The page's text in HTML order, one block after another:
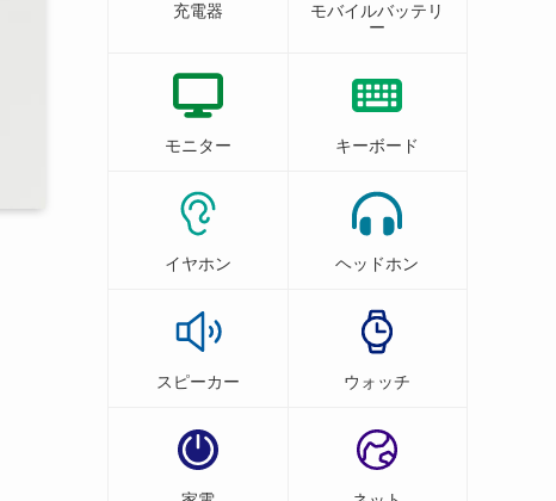
充電器
モバイルバッテリ
ー
モニター キーボード
イヤホン ヘッドホン
スピーカー ウォッチ